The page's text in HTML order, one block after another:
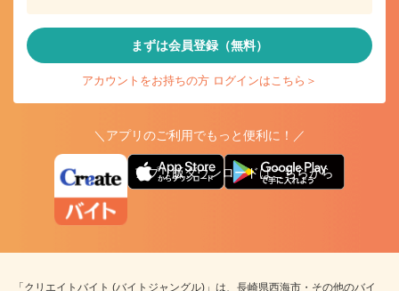
まずは会員登録（無料）
アカウントをお持ちの方 ログインはこちら＞
＼アプリのご利用でもっと便利に！／
アプリ版ダウンロードはこちらから
「クリエイトバイト (バイトジャングル)」は、長崎県西海市・その他のバイ